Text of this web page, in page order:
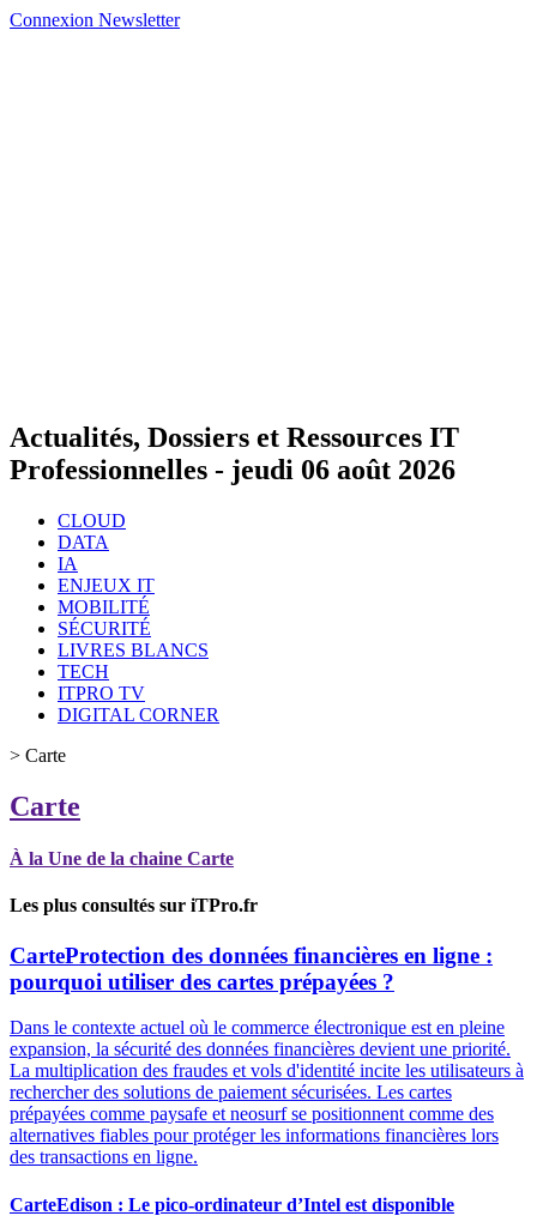
Connexion Newsletter
Actualités, Dossiers et Ressources IT
Professionnelles - jeudi 06 août 2026
CLOUD
DATA
IA
ENJEUX IT
MOBILITÉ
SÉCURITÉ
LIVRES BLANCS
TECH
ITPRO TV
DIGITAL CORNER
> Carte
Carte
À la Une de la chaine Carte
Les plus consultés sur iTPro.fr
CarteProtection des données financières en ligne :
pourquoi utiliser des cartes prépayées ?
Dans le contexte actuel où le commerce électronique est en pleine
expansion, la sécurité des données financières devient une priorité.
La multiplication des fraudes et vols d'identité incite les utilisateurs à
rechercher des solutions de paiement sécurisées. Les cartes
prépayées comme paysafe et neosurf se positionnent comme des
alternatives fiables pour protéger les informations financières lors
des transactions en ligne.
CarteEdison : Le pico-ordinateur d’Intel est disponible